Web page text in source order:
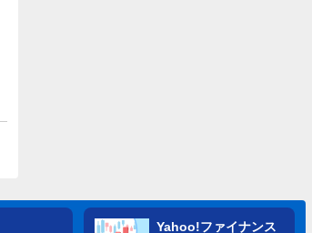
Yahoo!ファイナンス